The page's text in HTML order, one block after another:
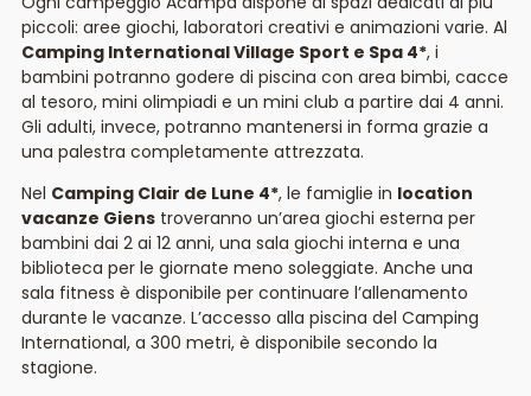
piccoli: aree giochi, laboratori creativi e animazioni varie. Al
Camping International Village Sport e Spa 4*, i
bambini potranno godere di piscina con area bimbi, cacce
al tesoro, mini olimpiadi e un mini club a partire dai 4 anni.
Gli adulti, invece, potranno mantenersi in forma grazie a
una palestra completamente attrezzata.
Nel Camping Clair de Lune 4*, le famiglie in location
vacanze Gienstroveranno un’area giochi esterna per
bambini dai 2 ai 12 anni, una sala giochi interna e una
biblioteca per le giornate meno soleggiate. Anche una
sala fitness è disponibile per continuare l’allenamento
durante le vacanze. L’accesso alla piscina del Camping
International, a 300 metri, è disponibile secondo la
stagione.